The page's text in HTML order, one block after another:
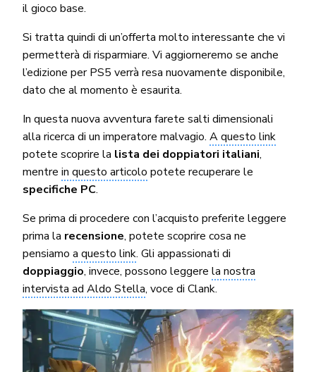
il gioco base.
Si tratta quindi di un’offerta molto interessante che vi
permetterà di risparmiare. Vi aggiorneremo se anche
l’edizione per PS5 verrà resa nuovamente disponibile,
dato che al momento è esaurita.
In questa nuova avventura farete salti dimensionali
alla ricerca di un imperatore malvagio.A questo link
potete scoprire la lista dei doppiatori italiani,
mentre in questo articolo potete recuperare le
specifiche PC.
Se prima di procedere con l’acquisto preferite leggere
prima la recensione, potete scoprire cosa ne
pensiamo a questo link. Gli appassionati di
doppiaggio, invece, possono leggerela nostra
intervista ad Aldo Stella, voce di Clank.